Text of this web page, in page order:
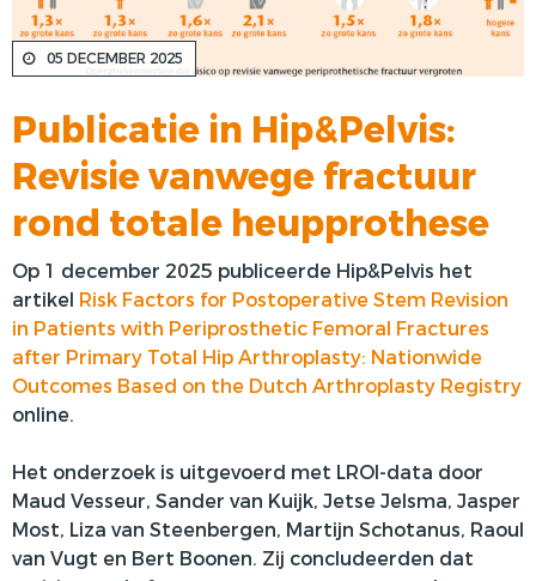
VOORSTE KRUISBAND
SYNTHETISEREN VAN LROI-DATA
05 DECEMBER 2025
Publicatie in Hip&Pelvis:
Revisie vanwege fractuur
rond totale heupprothese
Op 1 december 2025 publiceerde Hip&Pelvis het
artikel Risk Factors for Postoperative Stem Revision
in Patients with Periprosthetic Femoral Fractures
after Primary Total Hip Arthroplasty: Nationwide
Outcomes Based on the Dutch Arthroplasty Registry
online.
Het onderzoek is uitgevoerd met LROI-data door
Maud Vesseur, Sander van Kuijk, Jetse Jelsma, Jasper
Most, Liza van Steenbergen, Martijn Schotanus, Raoul
van Vugt en Bert Boonen. Zij concludeerden dat